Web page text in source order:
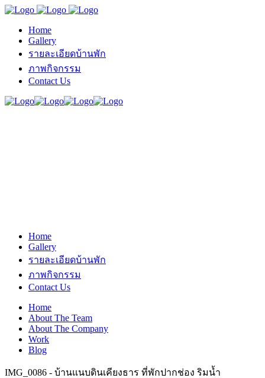
Home
Gallery
รายละเอียดบ้านพัก
ภาพกิจกรรม
Contact Us
Home
Gallery
รายละเอียดบ้านพัก
ภาพกิจกรรม
Contact Us
Home
About The Team
About The Company
Work
Blog
IMG_0086 - บ้านแนบดินเคียงธาร ที่พักปากช่อง ริมน้ำ